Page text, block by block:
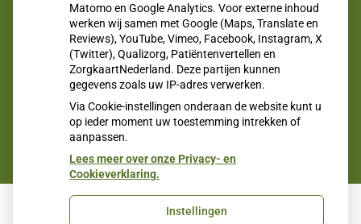
Schurft sinds corona geen vergeten ziekte meer: aantal
uitbraken fors gestegen
CZ vergoedt zorg van twee gespecialiseerde
revalidatieartsen niet meer
Matomo en Google Analytics. Voor externe inhoud
werken wij samen met Google (Maps, Translate en
Reviews), YouTube, Vimeo, Facebook, Instagram, X
(Twitter), Qualizorg, Patiëntenvertellen en
ZorgkaartNederland. Deze partijen kunnen
gegevens zoals uw IP-adres verwerken.
Via Cookie-instellingen onderaan de website kunt u
op ieder moment uw toestemming intrekken of
aanpassen.
Lees meer over onze Privacy- en
Cookieverklaring.
Instellingen